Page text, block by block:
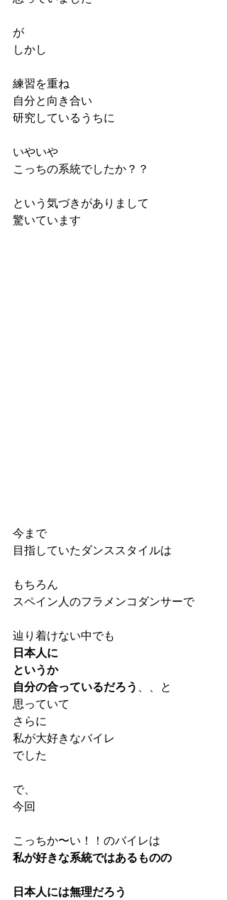
が
しかし
練習を重ね
自分と向き合い
研究しているうちに
いやいや
こっちの系統でしたか？？
という気づきがありまして
驚いています
今まで
目指していたダンススタイルは
もちろん
スペイン人のフラメンコダンサーで
辿り着けない中でも
日本人に
というか
自分の合っているだろう 、、と
思っていて
さらに
私が大好きなバイレ
でした
で、
今回
こっちか〜い！！のバイレは
私が好きな系統ではあるものの
日本人には無理だろう